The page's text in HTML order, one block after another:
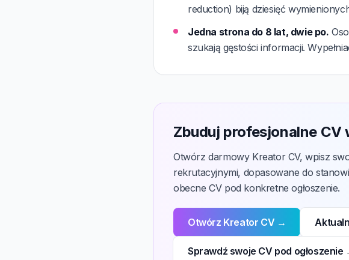
reduction) biją dziesięć
Jedna strona do 8 lat, dwie po.
szukają gęstości informacji.
Zbuduj profesjonalne CV
Otwórz darmowy Kreator CV, wpisz
rekrutacyjnymi, dopasowane do
obecne CV pod konkretne ogłoszenie.
Otwórz Kreator CV →
Sprawdź swoje CV pod ogłoszenie